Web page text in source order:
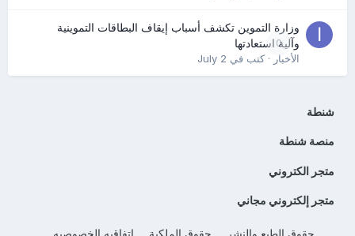
0
وزارة التموين تكشف أسباب إيقاف البطاقات التموينية
وآلية استعادتها
الأخبار· كتب في July 2
شنطة
منصة شنطة
متجر الكتروني
متجر إلكتروني مجاني
حقوق الطبع والنشر حقوق الملكية اتفاقيه الخصوصيه